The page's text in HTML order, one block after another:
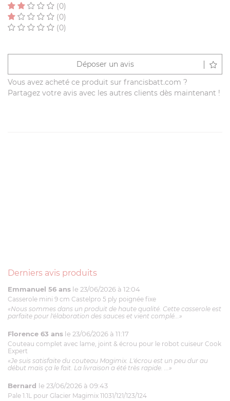
(0)
(0)
(0)
Déposer un avis
Vous avez acheté ce produit sur francisbatt.com ?
Partagez votre avis avec les autres clients dès maintenant !
Derniers avis produits
Emmanuel 56 ans le 23/06/2026 à 12:04
Casserole mini 9 cm Castelpro 5 ply poignée fixe
«Nous sommes dans un produit de haute qualité. Cette casserole est
parfaite pour l'élaboration des sauces et vient complé...»
Florence 63 ans le 23/06/2026 à 11:17
Couteau complet avec lame, joint & écrou pour le robot cuiseur Cook
Expert
«Je suis satisfaite du couteau Magimix. L'écrou est un peu dur au
début mais ça le fait. La livraison a été très rapide. ...»
Bernard le 23/06/2026 à 09:43
Pale 1.1L pour Glacier Magimix 11031/121/123/124